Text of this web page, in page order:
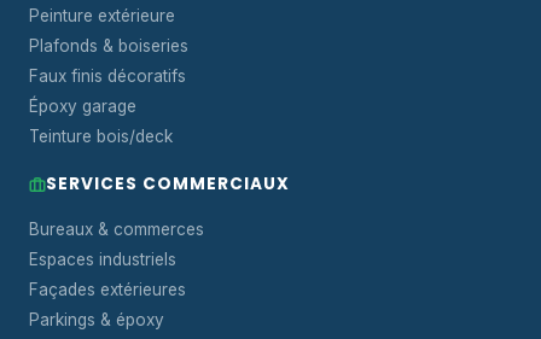
Peinture extérieure
Plafonds & boiseries
Faux finis décoratifs
Époxy garage
Teinture bois/deck
SERVICES COMMERCIAUX
Bureaux & commerces
Espaces industriels
Façades extérieures
Parkings & époxy